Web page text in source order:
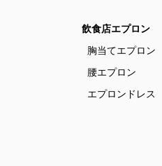
飲食店エプロン
胸当てエプロン
腰エプロン
エプロンドレス